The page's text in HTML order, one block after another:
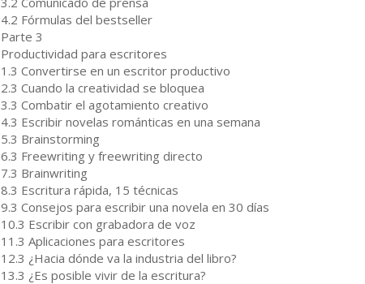
4.2 Fórmulas del bestseller
Parte 3
Productividad para escritores
1.3 Convertirse en un escritor productivo
2.3 Cuando la creatividad se bloquea
3.3 Combatir el agotamiento creativo
4.3 Escribir novelas románticas en una semana
5.3 Brainstorming
6.3 Freewriting y freewriting directo
7.3 Brainwriting
8.3 Escritura rápida, 15 técnicas
9.3 Consejos para escribir una novela en 30 días
10.3 Escribir con grabadora de voz
11.3 Aplicaciones para escritores
12.3 ¿Hacia dónde va la industria del libro?
13.3 ¿Es posible vivir de la escritura?